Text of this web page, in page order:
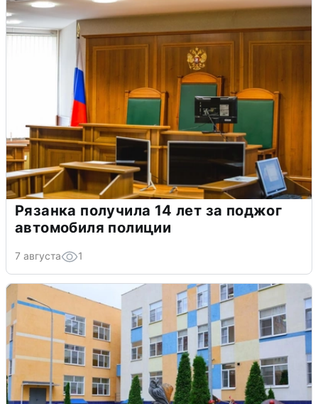
Рязанка получила 14 лет за поджог
автомобиля полиции
7 августа 1